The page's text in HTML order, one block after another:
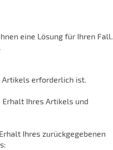
eine Lösung für Ihren Fall.
Artikels erforderlich ist.
Ihres Artikels und
Ihres zurückgegebenen